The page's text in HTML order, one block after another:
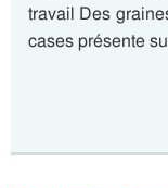
travail Des
cases présente